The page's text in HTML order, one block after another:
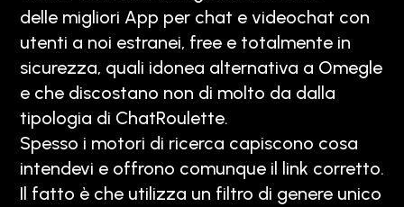
delle migliori App per chat e videochat con
utenti a noi estranei, free e totalmente in
sicurezza, quali idonea alternativa a Omegle
e che discostano non di molto da dalla
tipologia di ChatRoulette.
Spesso i motori di ricerca capiscono cosa
intendevi e offrono comunque il link corretto.
Il fatto è che utilizza un filtro di genere unico